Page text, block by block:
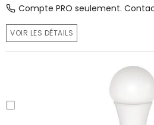
Compte PRO seulement.
VOIR LES DÉTAILS